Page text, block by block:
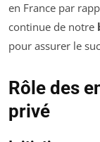
en France par
continue de notre
pour assurer le
Rôle des
privé